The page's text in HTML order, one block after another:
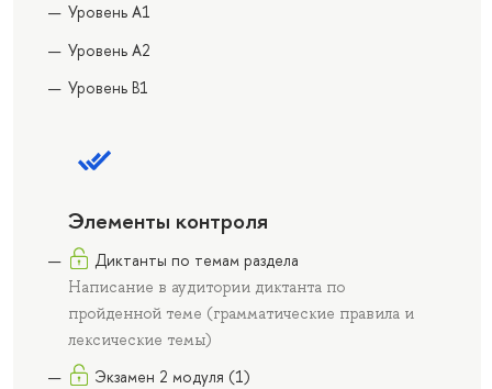
Уровень A1
Уровень A2
Уровень B1
Элементы контроля
Диктанты по темам раздела
Написание в аудитории диктанта по
пройденной теме (грамматические правила и
лексические темы)
Экзамен 2 модуля (1)